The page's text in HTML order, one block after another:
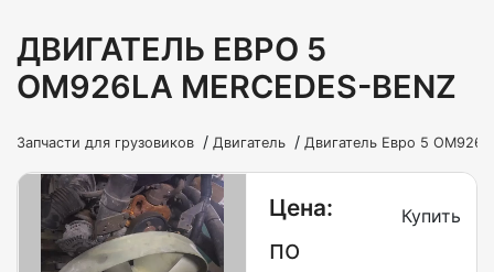
ДВИГАТЕЛЬ ЕВРО 5
OM926LA MERCEDES-BENZ
Запчасти для грузовиков / Двигатель / Двигатель Евро 5
Цена:
по
Купить